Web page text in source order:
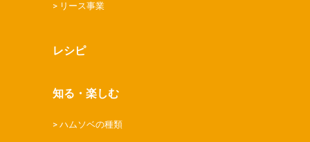
リース事業
レシピ
知る・楽しむ
ハムソベの種類